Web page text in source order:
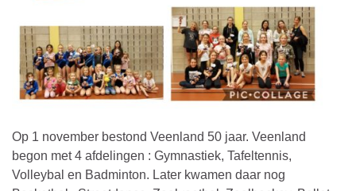
Op 1 november bestond Veenland 50 jaar. Veenland
begon met 4 afdelingen : Gymnastiek, Tafeltennis,
Volleybal en Badminton. Later kwamen daar nog